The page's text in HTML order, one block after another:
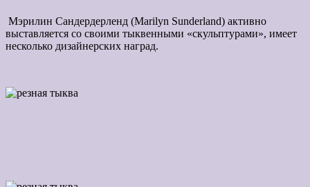
Мэрилин Сандердерленд (Marilyn Sunderland) активно
выставляется со своими тыквенными «скульптурами», имеет
несколько дизайнерских наград.